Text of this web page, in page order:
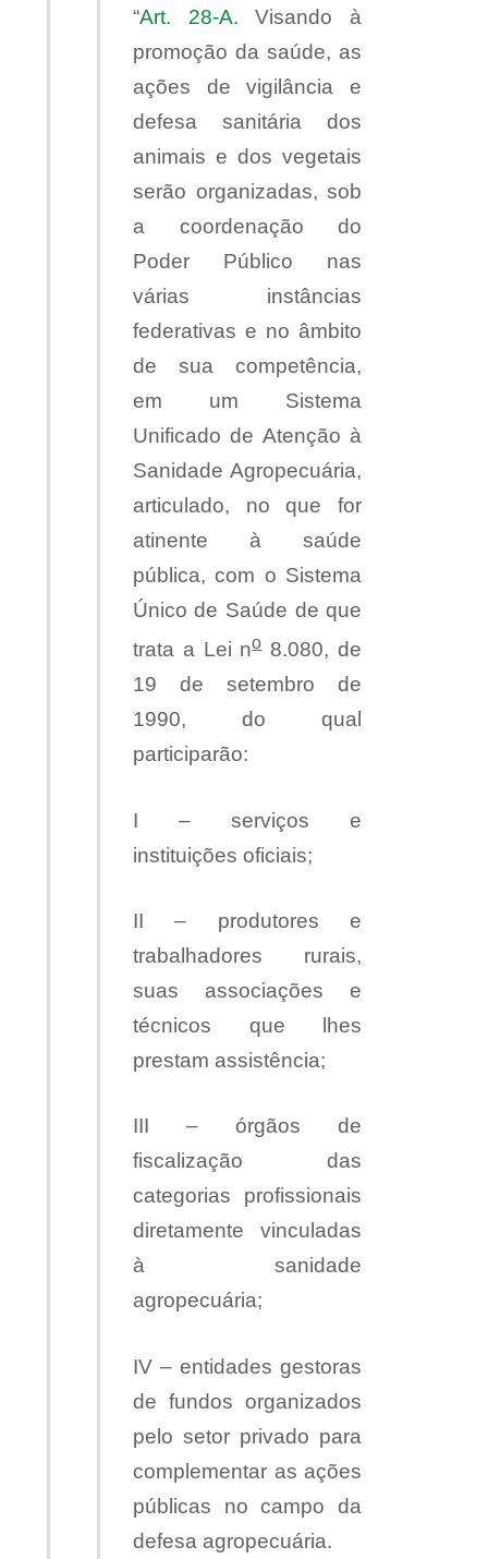
“Art. 28-A. Visando à
promoção da saúde, as
ações de vigilância e
defesa sanitária dos
animais e dos vegetais
serão organizadas, sob
a coordenação do
Poder Público nas
várias instâncias
federativas e no âmbito
de sua competência,
em um Sistema
Unificado de Atenção à
Sanidade Agropecuária,
articulado, no que for
atinente à saúde
pública, com o Sistema
Único de Saúde de que
trata a Lei no8.080, de
19 de setembro de
1990, do qual
participarão:
I – serviços e
instituições oficiais;
II – produtores e
trabalhadores rurais,
suas associações e
técnicos que lhes
prestam assistência;
III – órgãos de
fiscalização das
categorias profissionais
diretamente vinculadas
à sanidade
agropecuária;
IV – entidades gestoras
de fundos organizados
pelo setor privado para
complementar as ações
públicas no campo da
defesa agropecuária.